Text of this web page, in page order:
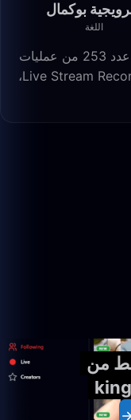
بوكمال
اللغة
لدى King Spartacus 🔴 LIVE ⚔️🪓🏹 عدد 253 من عمليات
بث Tiktok المباشرة المسجّلة على Live Stream Recorder،
من